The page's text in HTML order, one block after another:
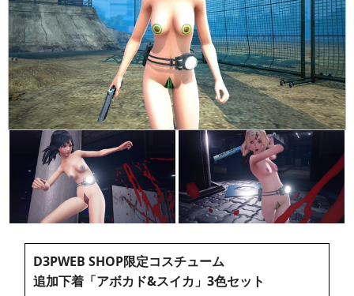
D3PWEB SHOP限定コスチューム
追加下着「アボカド&スイカ」3色セット